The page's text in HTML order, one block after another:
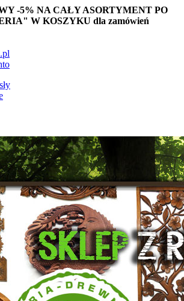
-5% NA CAŁY ASORTYMENT PO
W KOSZYKU dla zamówień